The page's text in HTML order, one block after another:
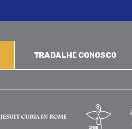
TRABALHE CONOSCO